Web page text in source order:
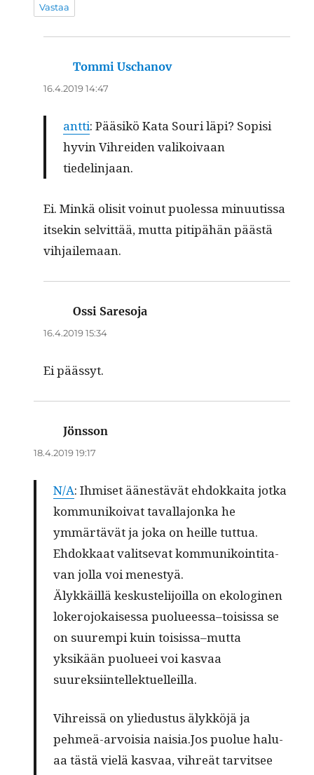
Vastaa
Tommi Uschanovsanoo:
16.4.2019 14:47
antti: Pääsikö Kata Souri läpi? Sopisi
hyvin Vihrei­den valikoivaan
tiedelinjaan.
Ei. Minkä olisit voin­ut puo­lessa min­uutis­sa
itsekin selvit­tää, mut­ta pitipähän päästä
vihjailemaan.
Ossi Saresoja
16.4.2019 15:34
Ei päässyt.
Jönsson
18.4.2019 19:17
N/A: Ihmiset äänestävät ehdokkai­ta jot­ka
kom­mu­nikoi­vat taval­la­jon­ka he
ymmärtävät ja joka on heille tut­tua.
Ehdokkaat val­it­se­vat kom­mu­nikoin­ti­ta­
van jol­la voi menestyä.
Älykkäil­lä keskustelijoil­la on ekologi­nen
lokero­jokaises­sa puolueessa–toisissa se
on suurem­pi kuin toisissa–mutta
yksikään puolueei voi kas­vaa
suureksiintellektuelleilla.
Vihreis­sä on yliedus­tus älykköjä ja
pehmeä-arvoisia naisia.Jos puolue halu­
aa tästä vielä kas­vaa, vihreät tarvit­see